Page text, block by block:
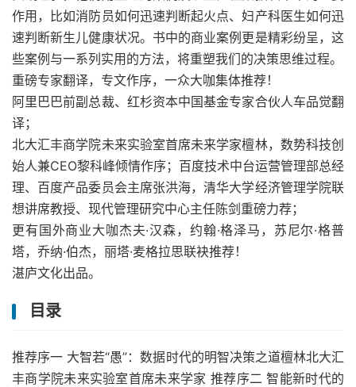
作用，比如消防员如何迅速判断起火点、妇产科医生如何迅
速判断新生儿健康状况。书中的商业案例更是精彩纷呈，这
些案例与一系列实用的方法，将重塑我们的决策思维过程。
重磅专家翻译，专文作序，一众大咖集体推荐！
阿里巴巴前副总裁、红杉资本中国基金专家合伙人车品觉翻
译；
北大汇丰商学院未来实验室首席未来学家檀林，数势科技创
始人兼CEO黎科峰倾情作序；百度技术中台运营管理部总经
理、百度产品委员会主席张洪海，清华大学经济管理学院联
想讲席教授、现代管理研究中心主任陈剑重磅力荐；
更有国外商业大咖杰夫·汉森，约翰·格泽马，苏尼尔·格普
塔，乔纳·伯杰，丽塔·麦格拉思联袂推荐！
湛庐文化出品。
目录
推荐序一 大智若“愚”：数据时代的明智决策之道檀林北大汇
丰商学院未来实验室首席未来学家 推荐序二 智能新时代的